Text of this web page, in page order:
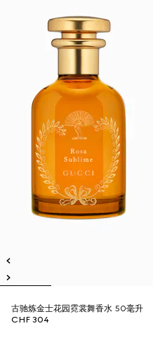
古驰炼金士花园霓裳舞香水 50毫升
CHF 304